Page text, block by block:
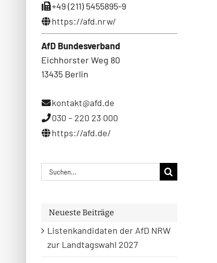
+49 (211) 5455895-9
https://afd.nrw/
AfD Bundesverband
Eichhorster Weg 80
13435 Berlin
kontakt@afd.de
030 – 220 23 000
https://afd.de/
Suche
nach:
Neueste Beiträge
Listenkandidaten der AfD NRW
zur Landtagswahl 2027